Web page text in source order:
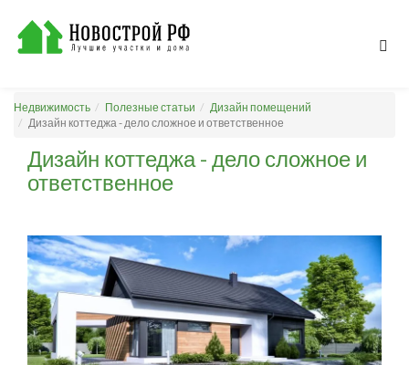
Недвижимость Полезные статьи
Дизайн помещений
Дизайн коттеджа - дело сложное и ответственное
Дизайн коттеджа - дело сложное и
ответственное